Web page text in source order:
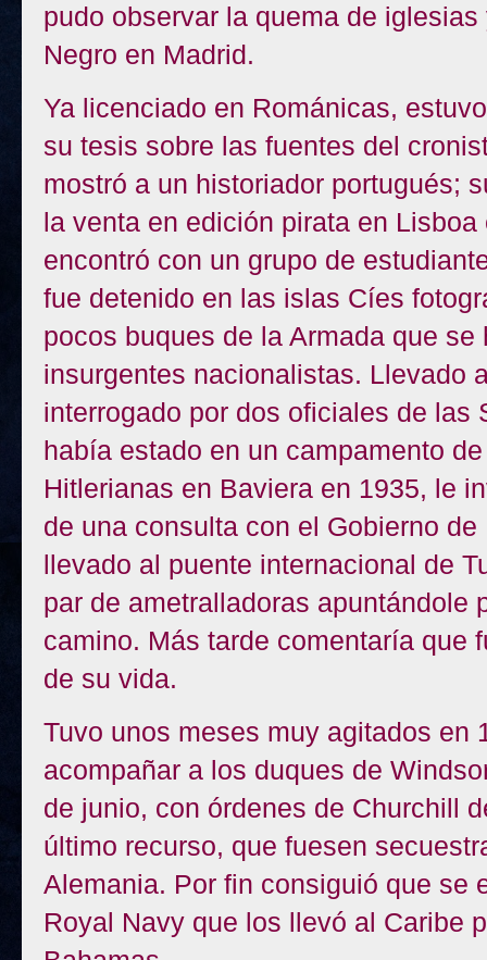
pudo observar la quema de
Negro en Madrid.
Ya licenciado en Románicas,
su tesis sobre las fuentes del
mostró a un historiador portugués;
la venta en edición pirata en
encontró con un grupo de
fue detenido en las islas Cíes
pocos buques de la Armada que
insurgentes nacionalistas. Llevado
interrogado por dos oficiales de las
había estado en un campamento
Hitlerianas en Baviera en 1935, le
de una consulta con el Gobierno
llevado al puente internacional de
par de ametralladoras apuntándole
camino. Más tarde comentaría que
de su vida.
Tuvo unos meses muy agitados en
acompañar a los duques de
de junio, con órdenes de Churchill
último recurso, que fuesen
Alemania. Por fin consiguió que se
Royal Navy que los llevó al Caribe